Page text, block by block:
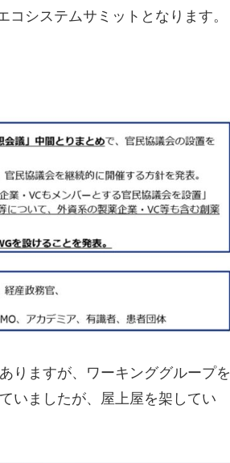
システムサミットとなります。
りますが、ワーキンググループを
いましたが、屋上屋を架してい